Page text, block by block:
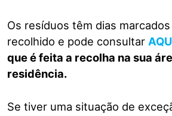
Os resíduos têm dias
recolhido e pode consultar
que é feita a recolha na sua
residência.
Se tiver uma situação de